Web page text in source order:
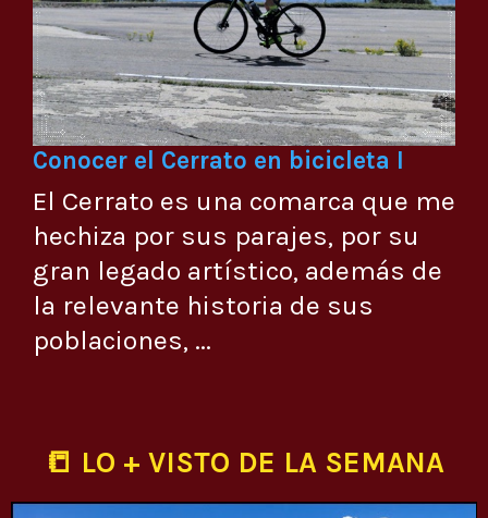
Conocer el Cerrato en bicicleta I
El Cerrato es una comarca que me
hechiza por sus parajes, por su
gran legado artístico, además de
la relevante historia de sus
poblaciones, ...
📒 LO + VISTO DE LA SEMANA